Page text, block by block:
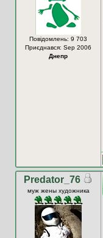
Повідомлень: 9 703
Приєднався: Sep 2006
Днепр
Predator_76
муж жены художника